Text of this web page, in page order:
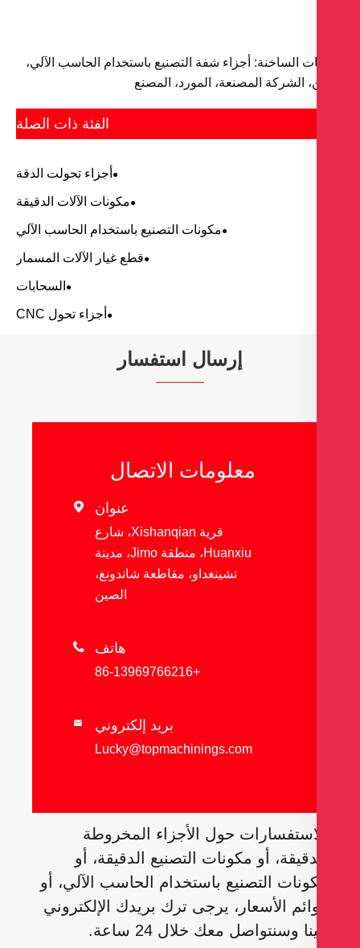
الساخنة: أجزاء شفة التصنيع باستخدام الحاسب الآلي،
الشركة المصنعة، المورد، المصنع
الفئة ذات الصلة
أجزاء تحولت الدقة
مكونات الآلات الدقيقة
مكونات التصنيع باستخدام الحاسب الآلي
قطع غيار الآلات المسمار
السحابات
أجزاء تحول CNC
إرسال استفسار
معلومات الاتصال

قرية Xishanqian، شارع
Huanxiu، منطقة Jimo، مدينة
تشينغداو، مقاطعة شاندونغ،

بريد إلكتروني
Lucky@topmachinings.com
حول الأجزاء المخروطة
أو مكونات التصنيع الدقيقة، أو
التصنيع باستخدام الحاسب الآلي، أو
الأسعار، يرجى ترك بريدك الإلكتروني
وسنتواصل معك خلال 24 ساعة.